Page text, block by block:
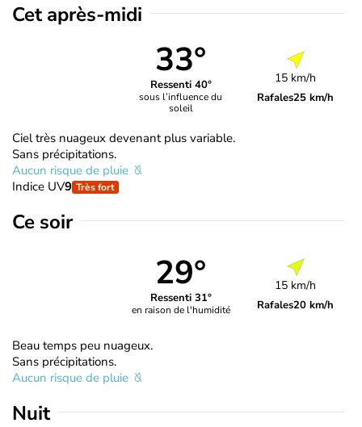
Cet après-midi
33°
Ressenti 40°
sous l’influence du
soleil
15 km/h
Rafales25 km/h
Ciel très nuageux devenant plus variable.
Sans précipitations.
Aucun risque de pluie
Indice UV9 Très fort
Ce soir
29°
Ressenti 31°
en raison de l'humidité
15 km/h
Rafales20 km/h
Beau temps peu nuageux.
Sans précipitations.
Aucun risque de pluie
Nuit